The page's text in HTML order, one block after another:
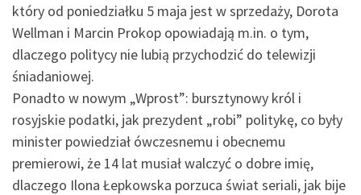
który od poniedziałku 5 maja jest w sprzedaży, Dorota
Wellman i Marcin Prokop opowiadają m.in. o tym,
dlaczego politycy nie lubią przychodzić do telewizji
śniadaniowej.
Ponadto w nowym „Wprost”: bursztynowy król i
rosyjskie podatki, jak prezydent „robi” politykę, co były
minister powiedział ówczesnemu i obecnemu
premierowi, że 14 lat musiał walczyć o dobre imię,
dlaczego Ilona Łepkowska porzuca świat seriali, jak bije